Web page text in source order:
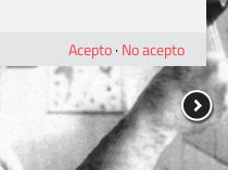
Acepto· No acepto